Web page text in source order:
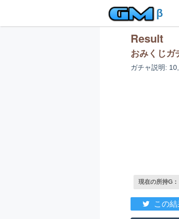
β
Result
おみくじガ
ガチャ説明:
現在の所持G
この結